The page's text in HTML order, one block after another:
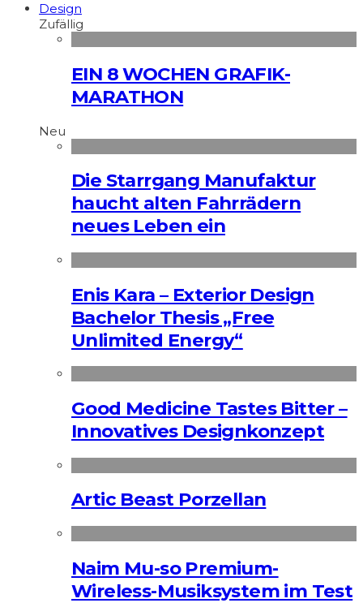
Design
Zufällig
EIN 8 WOCHEN GRAFIK-
MARATHON
Neu
Die Starrgang Manufaktur
haucht alten Fahrrädern
neues Leben ein
Enis Kara – Exterior Design
Bachelor Thesis „Free
Unlimited Energy“
Good Medicine Tastes Bitter –
Innovatives Designkonzept
Artic Beast Porzellan
Naim Mu-so Premium-
Wireless-Musiksystem im Test